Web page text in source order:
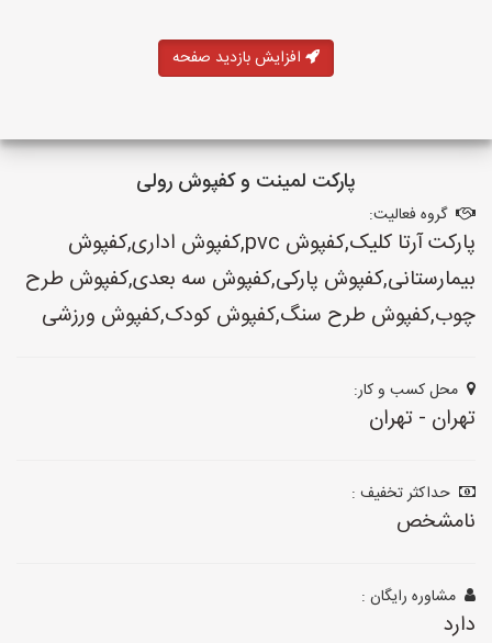
افزایش بازدید صفحه
پارکت لمینت و کفپوش رولی
گروه فعالیت:
پارکت آرتا کلیک,کفپوش pvc,کفپوش اداری,کفپوش
بیمارستانی,کفپوش پارکی,کفپوش سه بعدی,کفپوش طرح
چوب,کفپوش طرح سنگ,کفپوش کودک,کفپوش ورزشی
محل کسب و کار:
تهران - تهران
حداکثر تخفیف :
نامشخص
مشاوره رایگان :
دارد